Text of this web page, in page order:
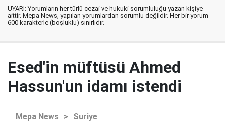
UYARI: Yorumların her türlü cezai ve hukuki sorumluluğu yazan kişiye
aittir. Mepa News, yapılan yorumlardan sorumlu değildir. Her bir yorum
600 karakterle (boşluklu) sınırlıdır.
Esed'in müftüsü Ahmed
Hassun'un idamı istendi
Mepa News > Suriye